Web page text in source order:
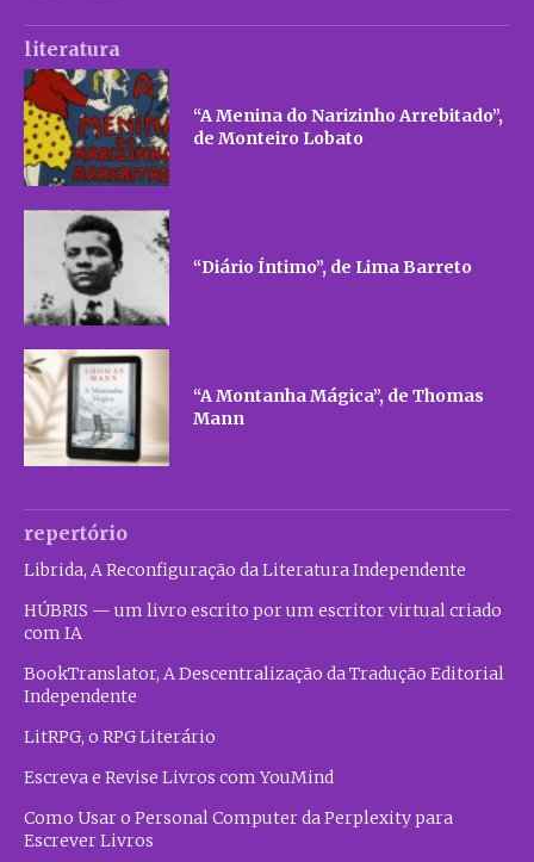
literatura
“A Menina do Narizinho Arrebitado”,
de Monteiro Lobato
“Diário Íntimo”, de Lima Barreto
“A Montanha Mágica”, de Thomas
Mann
repertório
Librida, A Reconfiguração da Literatura Independente
HÚBRIS — um livro escrito por um escritor virtual criado
com IA
BookTranslator, A Descentralização da Tradução Editorial
Independente
LitRPG, o RPG Literário
Escreva e Revise Livros com YouMind
Como Usar o Personal Computer da Perplexity para
Escrever Livros